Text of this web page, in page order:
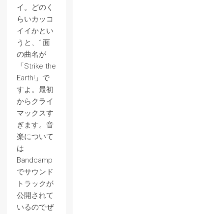
イ。どのく
らいカッコ
イイかとい
うと、1面
の曲名が
「Strike the
Earth!」で
すよ。最初
からクライ
マックスす
ぎます。音
楽について
は
Bandcamp
でサウンド
トラックが
公開されて
いるのでぜ